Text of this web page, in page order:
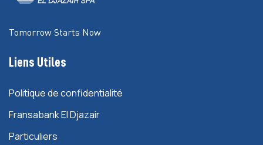
Tomorrow Starts Now
Liens Utiles
Politique de confidentialité
Fransabank El Djazair
Particuliers